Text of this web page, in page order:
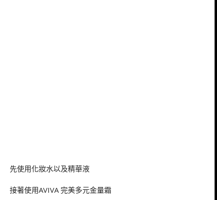
先使用化妝水以及精華液
接著使用AVIVA 完美多元金量霜